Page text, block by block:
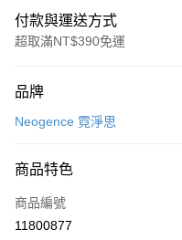
付款與運送方式
超取滿NT$390免運
POYA支付
超商取貨付款
LINE Pay
品牌
Neogence 霓淨思
商品特色
商品編號
11800877